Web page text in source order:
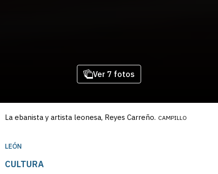
Ver 7 fotos
La ebanista y artista leonesa, Reyes Carreño. CAMPILLO
LEÓN
CULTURA